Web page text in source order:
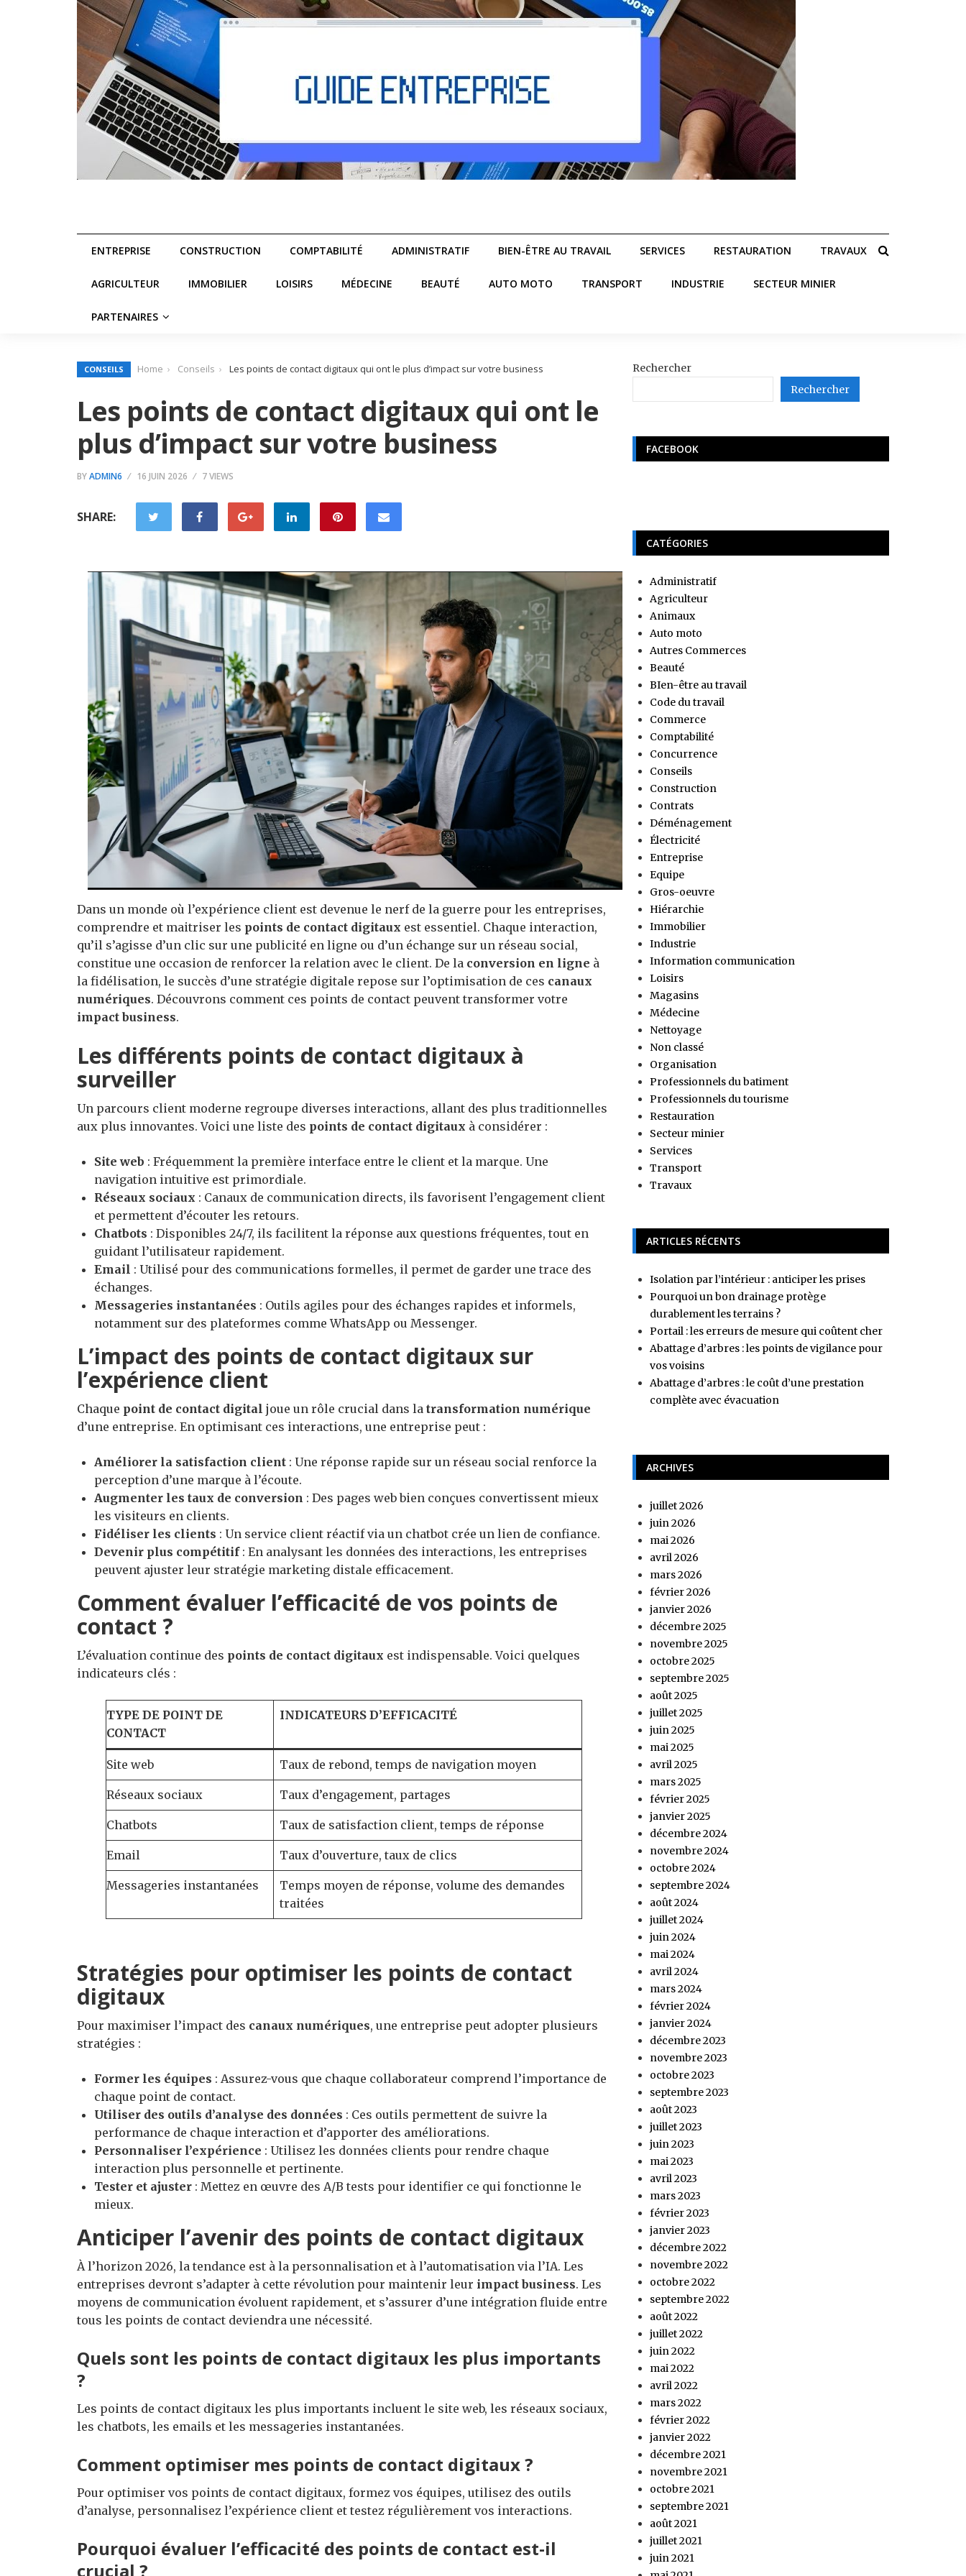
ENTREPRISE CONSTRUCTION COMPTABILITÉ ADMINISTRATIF BIEN-ÊTRE AU TRAVAIL SERVICES RESTAURATION TRAVAUX
AGRICULTEUR IMMOBILIER LOISIRS MÉDECINE BEAUTÉ AUTO MOTO TRANSPORT INDUSTRIE SECTEUR MINIER
PARTENAIRES
CONSEILS Home Conseils Les points de contact digitaux qui ont le plus d’impact sur votre business
Les points de contact digitaux qui ont le
plus d’impact sur votre business
BYADMIN6 16 JUIN 2026 7 VIEWS
SHARE:
Dans un monde où l’expérience client est devenue le nerf de la guerre pour les entreprises,
comprendre et maitriser les points de contact digitaux est essentiel. Chaque interaction,
qu’il s’agisse d’un clic sur une publicité en ligne ou d’un échange sur un réseau social,
constitue une occasion de renforcer la relation avec le client. De la conversion en ligne à
la fidélisation, le succès d’une stratégie digitale repose sur l’optimisation de ces canaux
numériques. Découvrons comment ces points de contact peuvent transformer votre
impact business.
Les différents points de contact digitaux à
surveiller
Un parcours client moderne regroupe diverses interactions, allant des plus traditionnelles
aux plus innovantes. Voici une liste des points de contact digitaux à considérer :
Site web : Fréquemment la première interface entre le client et la marque. Une
navigation intuitive est primordiale.
Réseaux sociaux : Canaux de communication directs, ils favorisent l’engagement client
et permettent d’écouter les retours.
Chatbots : Disponibles 24/7, ils facilitent la réponse aux questions fréquentes, tout en
guidant l’utilisateur rapidement.
Email : Utilisé pour des communications formelles, il permet de garder une trace des
échanges.
Messageries instantanées : Outils agiles pour des échanges rapides et informels,
notamment sur des plateformes comme WhatsApp ou Messenger.
L’impact des points de contact digitaux sur
l’expérience client
Chaque point de contact digital joue un rôle crucial dans la transformation numérique
d’une entreprise. En optimisant ces interactions, une entreprise peut :
Améliorer la satisfaction client : Une réponse rapide sur un réseau social renforce la
perception d’une marque à l’écoute.
Augmenter les taux de conversion : Des pages web bien conçues convertissent mieux
les visiteurs en clients.
Fidéliser les clients : Un service client réactif via un chatbot crée un lien de confiance.
Devenir plus compétitif: En analysant les données des interactions, les entreprises
peuvent ajuster leur stratégie marketing distale efficacement.
Comment évaluer l’efficacité de vos points de
contact ?
L’évaluation continue des points de contact digitaux est indispensable. Voici quelques
indicateurs clés :
TYPE DE POINT DE
CONTACT
INDICATEURS D’EFFICACITÉ
Site web Taux de rebond, temps de navigation moyen
Réseaux sociaux Taux d’engagement, partages
Chatbots Taux de satisfaction client, temps de réponse
Email Taux d’ouverture, taux de clics
Messageries instantanées
Temps moyen de réponse, volume des demandes
traitées
Stratégies pour optimiser les points de contact
digitaux
Pour maximiser l’impact des canaux numériques, une entreprise peut adopter plusieurs
stratégies :
Former les équipes : Assurez-vous que chaque collaborateur comprend l’importance de
chaque point de contact.
Utiliser des outils d’analyse des données : Ces outils permettent de suivre la
performance de chaque interaction et d’apporter des améliorations.
Personnaliser l’expérience : Utilisez les données clients pour rendre chaque
interaction plus personnelle et pertinente.
Tester et ajuster : Mettez en œuvre des A/B tests pour identifier ce qui fonctionne le
mieux.
Anticiper l’avenir des points de contact digitaux
À l’horizon 2026, la tendance est à la personnalisation et à l’automatisation via l’IA. Les
entreprises devront s’adapter à cette révolution pour maintenir leur impact business. Les
moyens de communication évoluent rapidement, et s’assurer d’une intégration fluide entre
tous les points de contact deviendra une nécessité.
Quels sont les points de contact digitaux les plus importants
?
Les points de contact digitaux les plus importants incluent le site web, les réseaux sociaux,
les chatbots, les emails et les messageries instantanées.
Comment optimiser mes points de contact digitaux ?
Pour optimiser vos points de contact digitaux, formez vos équipes, utilisez des outils
d’analyse, personnalisez l’expérience client et testez régulièrement vos interactions.
Pourquoi évaluer l’efficacité des points de contact est-il
crucial ?
Rechercher
Rechercher
FACEBOOK
CATÉGORIES
Administratif
Agriculteur
Animaux
Auto moto
Autres Commerces
Beauté
BIen-être au travail
Code du travail
Commerce
Comptabilité
Concurrence
Conseils
Construction
Contrats
Déménagement
Électricité
Entreprise
Equipe
Gros-oeuvre
Hiérarchie
Immobilier
Industrie
Information communication
Loisirs
Magasins
Médecine
Nettoyage
Non classé
Organisation
Professionnels du batiment
Professionnels du tourisme
Restauration
Secteur minier
Services
Transport
Travaux
ARTICLES RÉCENTS
Isolation par l’intérieur : anticiper les prises
Pourquoi un bon drainage protège
durablement les terrains ?
Portail : les erreurs de mesure qui coûtent cher
Abattage d’arbres : les points de vigilance pour
vos voisins
Abattage d’arbres : le coût d’une prestation
complète avec évacuation
ARCHIVES
juillet 2026
juin 2026
mai 2026
avril 2026
mars 2026
février 2026
janvier 2026
décembre 2025
novembre 2025
octobre 2025
septembre 2025
août 2025
juillet 2025
juin 2025
mai 2025
avril 2025
mars 2025
février 2025
janvier 2025
décembre 2024
novembre 2024
octobre 2024
septembre 2024
août 2024
juillet 2024
juin 2024
mai 2024
avril 2024
mars 2024
février 2024
janvier 2024
décembre 2023
novembre 2023
octobre 2023
septembre 2023
août 2023
juillet 2023
juin 2023
mai 2023
avril 2023
mars 2023
février 2023
janvier 2023
décembre 2022
novembre 2022
octobre 2022
septembre 2022
août 2022
juillet 2022
juin 2022
mai 2022
avril 2022
mars 2022
février 2022
janvier 2022
décembre 2021
novembre 2021
octobre 2021
septembre 2021
août 2021
juillet 2021
juin 2021